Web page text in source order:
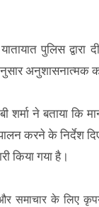
पुलिस
अनुशासनात्मक
शर्मा ने बताया
करने के निर्देश
किया गया है।
समाचार के लिए